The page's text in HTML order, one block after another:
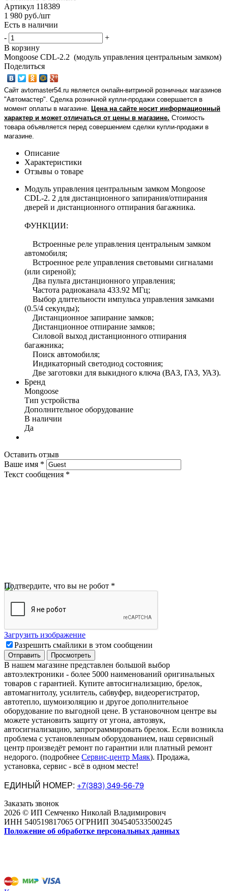
Артикул 118389
1 980 руб./шт
Есть в наличии
-
+
В корзину
Mongoose CDL-2.2 (модуль управления центральным замком)
Поделиться
Сайт avtomaster54.ru является онлайн-витриной розничных магазинов
"Автомастер". Сделка розничной купли-продажи совершается в
момент оплаты в магазине.
Цена на сайте носит информационный
характер и может отличаться от цены в магазине. Стоимость
товара объявляется перед совершением сделки купли-продажи в
магазине
Описание
Характеристики
Отзывы о товаре
Модуль управления центральным замком Mongoose
CDL-2. 2 для дистанционного запирания/отпирания
дверей и дистанционного отпирания багажника.
ФУНКЦИИ:
Встроенные реле управления центральным замком
автомобиля;
Встроенное реле управления световыми сигналами
(или сиреной);
Два пульта дистанционного управления;
Частота радиоканала 433.92 МГц;
Выбор длительности импульса управления замками
(0.5/4 секунды);
Дистанционное запирание замков;
Дистанционное отпирание замков;
Силовой выход дистанционного отпирания
багажника;
Поиск автомобиля;
Индикаторный светодиод состояния;
Две заготовки для выкидного ключа (ВАЗ, ГАЗ, УАЗ).
Бренд
Mongoose
Тип устройства
Дополнительное оборудование
В наличии
Да
Оставить отзыв
Ваше имя *
Текст сообщения *
Подтвердите, что вы не робот *
Загрузить изображение
Разрешить смайлики в этом сообщении
В нашем магазине представлен большой выбор
автоэлектроники - более 5000 наименований оригинальных
товаров с гарантией. Купите автосигнализацию, брелок,
автомагнитолу, усилитель, сабвуфер, видеорегистратор,
автотепло, шумоизоляцию и другое дополнительное
оборудование по выгодной цене. В установочном центре вы
можете установить защиту от угона, автозвук,
автосигнализацию, запрограммировать брелок. Если возникла
проблема с установленным оборудованием, наш сервисный
центр произведёт ремонт по гарантии или платный ремонт
недорого. (подробнее Сервис-центр Маяк). Продажа,
установка, сервис - всё в одном месте!
ЕДИНЫЙ НОМЕР: +7(383) 349-56-79
Заказать звонок
2026 © ИП Семченко Николай Владимирович
ИНН 540519817065 ОГРНИП 304540533500245
Положение об обработке персональных данных